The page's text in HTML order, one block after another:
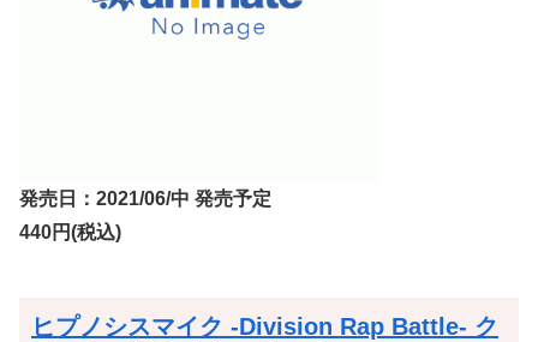
発売日：2021/06/中 発売予定
440円(税込)
ヒプノシスマイク -Division Rap Battle- ク